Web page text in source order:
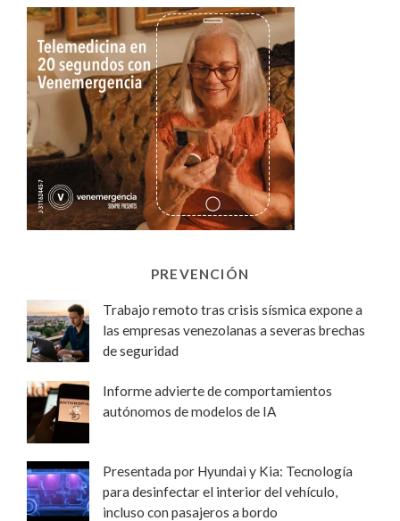
PREVENCIÓN
Trabajo remoto tras crisis sísmica expone a
las empresas venezolanas a severas brechas
de seguridad
Informe advierte de comportamientos
autónomos de modelos de IA
Presentada por Hyundai y Kia: Tecnología
para desinfectar el interior del vehículo,
incluso con pasajeros a bordo